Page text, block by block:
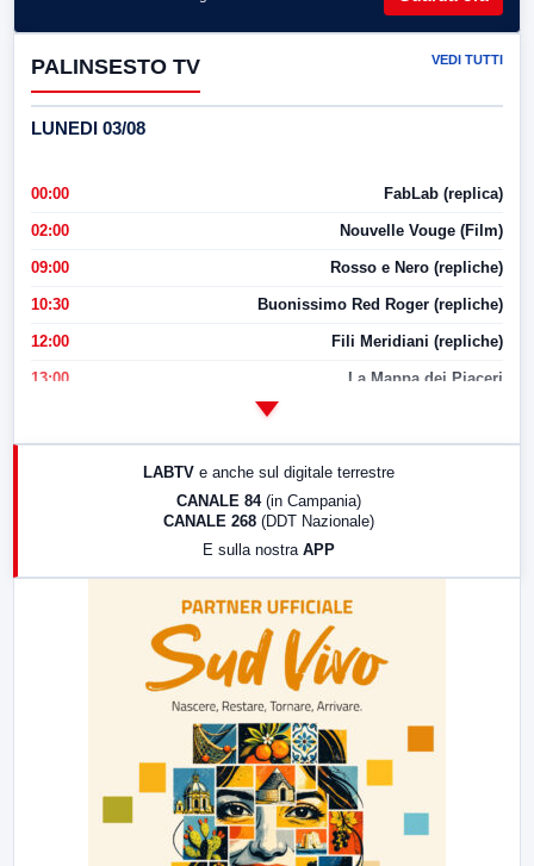
PALINSESTO TV VEDI TUTTI
LUNEDI 03/08
00:00 FabLab (replica)
02:00 Nouvelle Vouge (Film)
09:00 Rosso e Nero (repliche)
10:30 Buonissimo Red Roger (repliche)
12:00 Fili Meridiani (repliche)
13:00 La Mappa dei Piaceri
LABTV e anche sul digitale terrestre
CANALE 84 (in Campania)
CANALE 268 (DDT Nazionale)
E sulla nostra APP